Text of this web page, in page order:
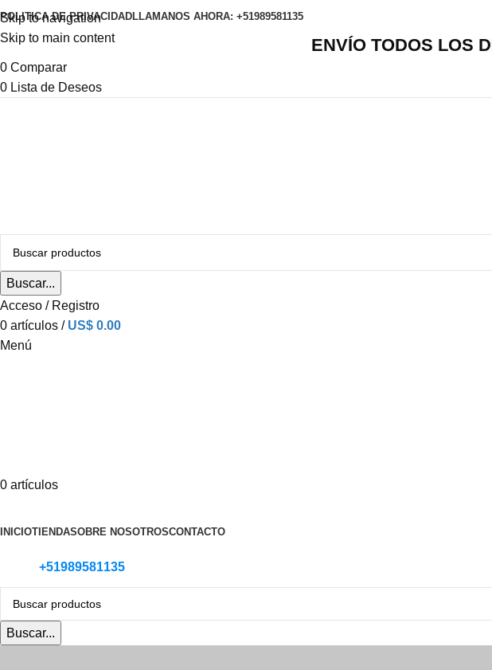
Skip to navigation
Skip to main content
POLITICA DE PRIVACIDADLLAMANOS AHORA: +51989581135
ENVÍO TODOS LOS
0 Comparar
0 Lista de Deseos
Buscar...
Acceso / Registro
0 artículos / US$ 0.00
Menú
0 artículos
INICIOTIENDASOBRE NOSOTROSCONTACTO
+51989581135
Buscar...